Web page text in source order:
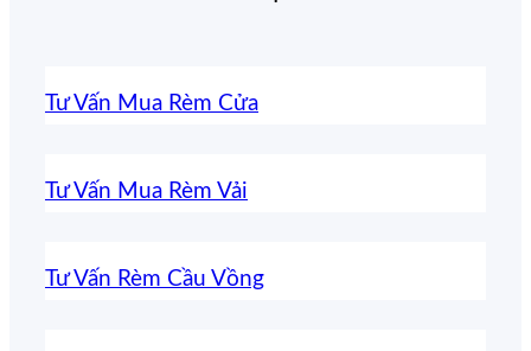
Tư Vấn Mua Rèm Cửa
Tư Vấn Mua Rèm Vải
Tư Vấn Rèm Cầu Vồng